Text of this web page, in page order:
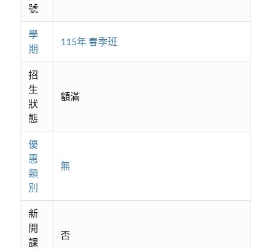
號
學
期
115年 春季班
招
生
狀
態
額滿
優
惠
類
別
無
新
開
課
否